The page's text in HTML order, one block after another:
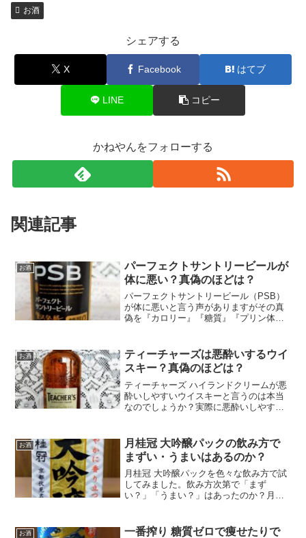
お酒
シェアする
X Facebook はてブ
LINE コピー
かねやんをフォローする
関連記事
お酒
パーフェクトサントリービールが
体に悪い？真偽のほどは？
パーフェクトサントリービール（PSB）
が体に悪いと言う声がありますがその真
偽を『カロリー』『糖質』『プリン体』
す。やはり体に悪い！？
お酒
ティーチャーズは悪酔いするウイ
スキー？真偽のほどは？
ティーチャーズ ハイランドクリームが悪
酔いしやすいウイスキーと言うのは本当
なのでしょうか？実際に悪酔いしやすい
法もご紹介！
お酒
月桂冠 大吟醸パックの飲み方で
まずい・うまいはあるのか？
月桂冠 大吟醸パックを色々な飲み方で試
してみました。飲み方次第で「まず
い？」「うまい？」はあったのか？月桂
お酒
一番搾り 糖質ゼロで痩せたりで